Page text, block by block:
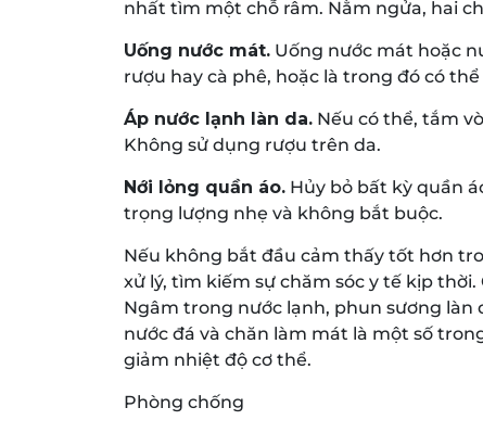
nhất tìm một chỗ râm. Nằm ngửa, hai
Uống nước mát. Uống nước mát hoặc
rượu hay cà phê, hoặc là trong đó có
Áp nước lạnh làn da. Nếu có thể, tắm
Không sử dụng rượu trên da.
Nới lỏng quần áo. Hủy bỏ bất kỳ quần
trọng lượng nhẹ và không bắt buộc.
Nếu không bắt đầu cảm thấy tốt hơn
xử lý, tìm kiếm sự chăm sóc y tế kịp
Ngâm trong nước lạnh, phun sương làn
nước đá và chăn làm mát là một số
giảm nhiệt độ cơ thể.
Phòng chống